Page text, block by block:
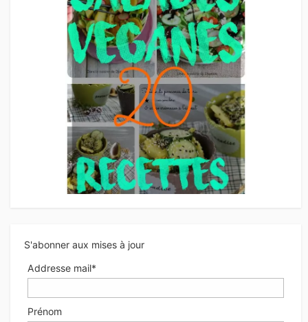
S'abonner aux mises à jour
Addresse mail*
Prénom